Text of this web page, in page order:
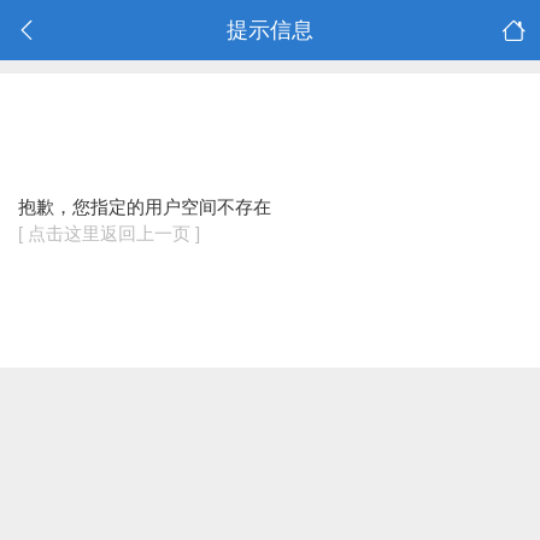
提示信息
抱歉，您指定的用户空间不存在
[ 点击这里返回上一页 ]